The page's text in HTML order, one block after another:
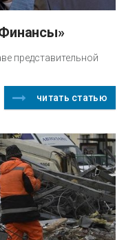
представительной
читать статью